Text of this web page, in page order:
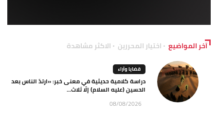
آخر المواضيع اختيار المحررين الاكثر مشاهدة
قضايا وآراء
دراسة كلامية حديثية في معنى خبر: «ارتدّ الناس بعد
الحسين (عليه السلام) إلّا ثلاث...
08/08/2026